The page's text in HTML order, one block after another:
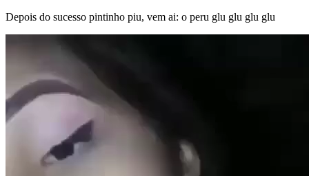
Depois do sucesso pintinho piu, vem ai: o peru glu glu glu glu